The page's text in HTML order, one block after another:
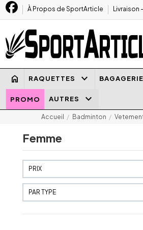
À Propos de SportArticle Livraison
home RAQUETTES keyboard_arrow_down BAGAGERIE
PROMO AUTRES keyboard_arrow_down
Accueil Badminton
Femme
PRIX
PAR TYPE